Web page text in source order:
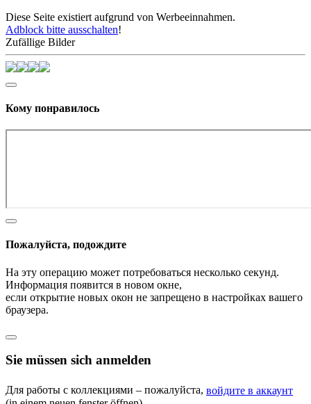
Diese Seite existiert aufgrund von Werbeeinnahmen.
Adblock bitte ausschalten!
Zufällige Bilder
Кому понравилось
Пожалуйста, подождите
На эту операцию может потребоваться несколько секунд.
Информация появится в новом окне,
если открытие новых окон не запрещено в настройках вашего
браузера.
Sie müssen sich anmelden
Для работы с коллекциями – пожалуйста, войдите в аккаунт